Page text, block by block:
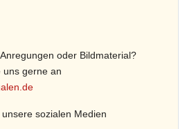
oder Bildmaterial?
uns gerne an
sozialen Medien